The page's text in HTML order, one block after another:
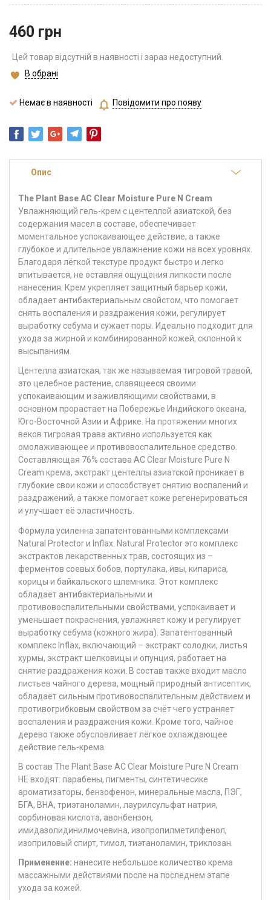
460 грн
Цей товар відсутній в наявності і зараз недоступний.
В обрані
Немає в наявності Повідомити про появу
Опис
The Plant Base AC Clear Moisture Pure N Cream
Увлажняющий гель-крем с центеллой азиатской, без
содержания масел в составе, обеспечивает
моментальное успокаивающее действие, а также
глубокое и длительное увлажнение кожи на всех уровнях.
Благодаря лёгкой текстуре продукт быстро и легко
впитывается, не оставляя ощущения липкости после
нанесения. Крем укрепляет защитный барьер кожи,
обладает антибактериальным свойстом, что помогает
снять воспаления и раздражения кожи, регулирует
выработку себума и сужает поры. Идеально подходит для
ухода за жирной и комбинированной кожей, склонной к
высыпаниям.
Центелла азиатская, так же называемая тигровой травой,
это целебное растение, славящееся своими
успокаивающим и заживляющими свойствами, в
основном прорастает на Побережье Индийского океана,
Юго-Восточной Азии и Африке. На протяжении многих
веков тигровая трава активно используется как
омолаживающее и противовоспалительное средство.
Составляющая 76% состава AC Clear Moisture Pure N
Cream крема, экстракт центеллы азиатской проникает в
глубокие свои кожи и способствует снятию воспалений и
раздражений, а также помогает коже регенерироваться
и улучшает её эластичность.
Формула усиленна запатентованными комплексами
Natural Protector и Inflax. Natural Protector это комплекс
экстрактов лекарственных трав, состоящих из –
ферментов соевых бобов, портулака, ивы, кипариса,
корицы и байкальского шлемника. Этот комплекс
обладает антибактериальными и
противовоспалительными свойствами, успокаивает и
уменьшает покраснения, увлажняет кожу и регулирует
выработку себума (кожного жира). Запатентованный
комплекс Inflax, включающий – экстракт солодки, листья
хурмы, экстракт шелковицы и опунция, работает на
снятие раздражения кожи. В состав также входит масло
листьев чайного дерева, мощный природный антисептик,
обладает сильным противовоспалительным действием и
противогрибковым свойством за счёт чего устраняет
воспаления и раздражения кожи. Кроме того, чайное
дерево также обусловливает лёгкое охлаждающее
действие гель-крема.
В состав The Plant Base AC Clear Moisture Pure N Cream
НЕ входят: парабены, пигменты, синтетичесике
ароматизаторы, бензофенон, минеральные масла, ПЭГ,
БГА, BHA, триэтаноламин, лаурилсульфат натрия,
сорбиновая кислота, авонбензон,
имидазолидинилмочевина, изопропилметилфенол,
изоприловый спирт, тимол, тиэтаноламин, триклозан.
Применение: нанесите небольшое количество крема
массажными действиями после на последнем этапе
ухода за кожей.